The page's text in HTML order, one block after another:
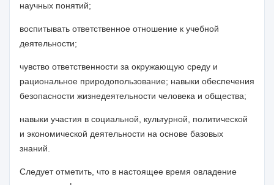
научных понятий;
воспитывать ответственное отношение к учебной
деятельности;
чувство ответственности за окружающую среду и
рациональное природопользование; навыки обеспечения
безопасности жизнедеятельности человека и общества;
навыки участия в социальной, культурной, политической
и экономической деятельности на основе базовых
знаний.
Следует отметить, что в настоящее время овладение